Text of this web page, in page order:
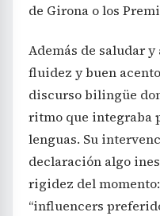
de Girona o los
Además de saludar
fluidez y buen
discurso bilingüe
ritmo que integraba
lenguas. Su
declaración algo
rigidez del
“influencers